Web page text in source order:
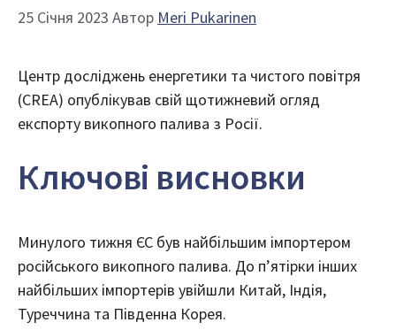
25 Січня 2023 Автор Meri Pukarinen
Центр досліджень енергетики та чистого повітря
(CREA) опублікував свій щотижневий огляд
експорту викопного палива з Росії.
Ключові висновки
Минулого тижня ЄС був найбільшим імпортером
російського викопного палива. До п’ятірки інших
найбільших імпортерів увійшли Китай, Індія,
Туреччина та Південна Корея.